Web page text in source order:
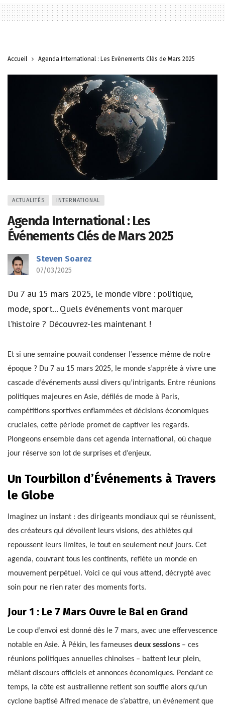
Accueil Agenda International : Les Événements Clés de Mars 2025
ACTUALITÉS INTERNATIONAL
Agenda International : Les
Événements Clés de Mars 2025
Steven Soarez
07/03/2025
Du 7 au 15 mars 2025, le monde vibre : politique,
mode, sport... Quels événements vont marquer
l’histoire ? Découvrez-les maintenant !
Et si une semaine pouvait condenser l’essence même de notre
époque ? Du 7 au 15 mars 2025, le monde s’apprête à vivre une
cascade d’événements aussi divers qu’intrigants. Entre réunions
politiques majeures en Asie, défilés de mode à Paris,
compétitions sportives enflammées et décisions économiques
cruciales, cette période promet de captiver les regards.
Plongeons ensemble dans cet agenda international, où chaque
jour réserve son lot de surprises et d’enjeux.
Un Tourbillon d’Événements à Travers
le Globe
Imaginez un instant : des dirigeants mondiaux qui se réunissent,
des créateurs qui dévoilent leurs visions, des athlètes qui
repoussent leurs limites, le tout en seulement neuf jours. Cet
agenda, couvrant tous les continents, reflète un monde en
mouvement perpétuel. Voici ce qui vous attend, décrypté avec
soin pour ne rien rater des moments forts.
Jour 1 : Le 7 Mars Ouvre le Bal en Grand
Le coup d’envoi est donné dès le 7 mars, avec une effervescence
notable en Asie. À Pékin, les fameuses deux sessions – ces
réunions politiques annuelles chinoises – battent leur plein,
mêlant discours officiels et annonces économiques. Pendant ce
temps, la côte est australienne retient son souffle alors qu’un
cyclone baptisé Alfred menace de s’abattre, un événement que